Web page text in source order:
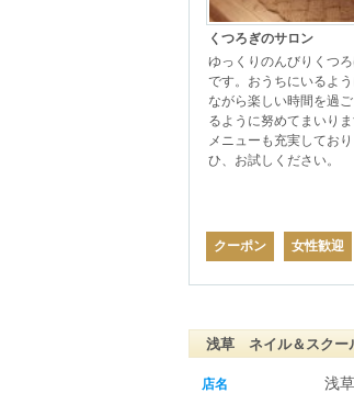
くつろぎのサロン
ゆっくりのんびりくつ
です。おうちにいるよ
ながら楽しい時間を過
るように努めてまいり
メニューも充実してお
ひ、お試しください。
クーポン 女性歓迎
浅草 ネイル＆スクー
店名 浅